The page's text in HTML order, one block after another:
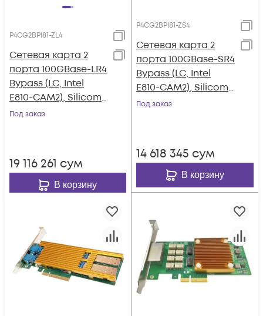
P4CG2BPI81-ZL4
Сетевая карта 2
порта 100GBase-LR4
Bypass (LC, Intel
E810-CAM2), Silicom
P4CG2BPI81-ZL4
Под заказ
19 116 261 сум
В корзину
P4CG2BPI81-ZS4
Сетевая карта 2
порта 100GBase-SR4
Bypass (LC, Intel
E810-CAM2), Silicom
P4CG2BPI81-ZS4
Под заказ
14 618 345 сум
В корзину